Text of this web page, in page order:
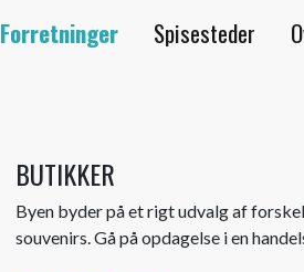
Forretninger Spisesteder
BUTIKKER
Byen byder på et rigt udvalg af
souvenirs. Gå på opdagelse i en